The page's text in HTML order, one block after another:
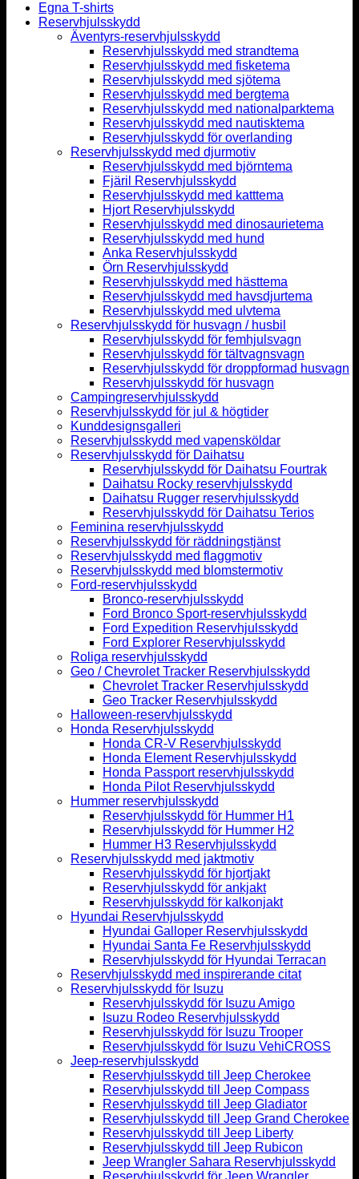
Egna T-shirts
Reservhjulsskydd
Äventyrs-reservhjulsskydd
Reservhjulsskydd med strandtema
Reservhjulsskydd med fisketema
Reservhjulsskydd med sjötema
Reservhjulsskydd med bergtema
Reservhjulsskydd med nationalparktema
Reservhjulsskydd med nautisktema
Reservhjulsskydd för overlanding
Reservhjulsskydd med djurmotiv
Reservhjulsskydd med björntema
Fjäril Reservhjulsskydd
Reservhjulsskydd med katttema
Hjort Reservhjulsskydd
Reservhjulsskydd med dinosaurietema
Reservhjulsskydd med hund
Anka Reservhjulsskydd
Örn Reservhjulsskydd
Reservhjulsskydd med hästtema
Reservhjulsskydd med havsdjurtema
Reservhjulsskydd med ulvtema
Reservhjulsskydd för husvagn / husbil
Reservhjulsskydd för femhjulsvagn
Reservhjulsskydd för tältvagnsvagn
Reservhjulsskydd för droppformad husvagn
Reservhjulsskydd för husvagn
Campingreservhjulsskydd
Reservhjulsskydd för jul & högtider
Kunddesignsgalleri
Reservhjulsskydd med vapensköldar
Reservhjulsskydd för Daihatsu
Reservhjulsskydd för Daihatsu Fourtrak
Daihatsu Rocky reservhjulsskydd
Daihatsu Rugger reservhjulsskydd
Reservhjulsskydd för Daihatsu Terios
Feminina reservhjulsskydd
Reservhjulsskydd för räddningstjänst
Reservhjulsskydd med flaggmotiv
Reservhjulsskydd med blomstermotiv
Ford-reservhjulsskydd
Bronco-reservhjulsskydd
Ford Bronco Sport-reservhjulsskydd
Ford Expedition Reservhjulsskydd
Ford Explorer Reservhjulsskydd
Roliga reservhjulsskydd
Geo / Chevrolet Tracker Reservhjulsskydd
Chevrolet Tracker Reservhjulsskydd
Geo Tracker Reservhjulsskydd
Halloween-reservhjulsskydd
Honda Reservhjulsskydd
Honda CR-V Reservhjulsskydd
Honda Element Reservhjulsskydd
Honda Passport reservhjulsskydd
Honda Pilot Reservhjulsskydd
Hummer reservhjulsskydd
Reservhjulsskydd för Hummer H1
Reservhjulsskydd för Hummer H2
Hummer H3 Reservhjulsskydd
Reservhjulsskydd med jaktmotiv
Reservhjulsskydd för hjortjakt
Reservhjulsskydd för ankjakt
Reservhjulsskydd för kalkonjakt
Hyundai Reservhjulsskydd
Hyundai Galloper Reservhjulsskydd
Hyundai Santa Fe Reservhjulsskydd
Reservhjulsskydd för Hyundai Terracan
Reservhjulsskydd med inspirerande citat
Reservhjulsskydd för Isuzu
Reservhjulsskydd för Isuzu Amigo
Isuzu Rodeo Reservhjulsskydd
Reservhjulsskydd för Isuzu Trooper
Reservhjulsskydd för Isuzu VehiCROSS
Jeep-reservhjulsskydd
Reservhjulsskydd till Jeep Cherokee
Reservhjulsskydd till Jeep Compass
Reservhjulsskydd till Jeep Gladiator
Reservhjulsskydd till Jeep Grand Cherokee
Reservhjulsskydd till Jeep Liberty
Reservhjulsskydd till Jeep Rubicon
Jeep Wrangler Sahara Reservhjulsskydd